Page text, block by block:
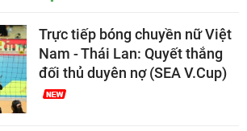
Trực tiếp bóng chuyền nữ Việt
Nam - Thái Lan: Quyết thắng
đối thủ duyên nợ (SEA V.Cup)